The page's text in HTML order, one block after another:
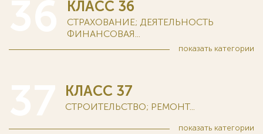
КЛАСС 36
СТРАХОВАНИЕ; ДЕЯТЕЛЬНОСТЬ
ФИНАНСОВАЯ...
показать категории
КЛАСС 37
СТРОИТЕЛЬСТВО; РЕМОНТ...
показать категории